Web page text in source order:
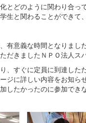
とどのように関わり合
生と関わることができて
有意義な時間となりまし
だきましたＮＰＯ法人ス
、すぐに定員に到達した
ジに詳しい内容をお知
したかったのに参加で